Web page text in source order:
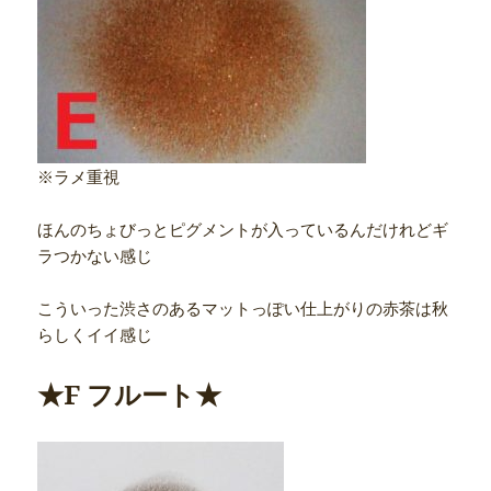
※ラメ重視
ほんのちょびっとピグメントが入っているんだけれどギ
ラつかない感じ
こういった渋さのあるマットっぽい仕上がりの赤茶は秋
らしくイイ感じ
★F フルート★